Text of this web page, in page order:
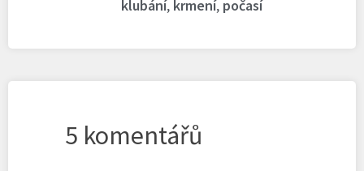
klubání, krmení, počasí
5 komentářů